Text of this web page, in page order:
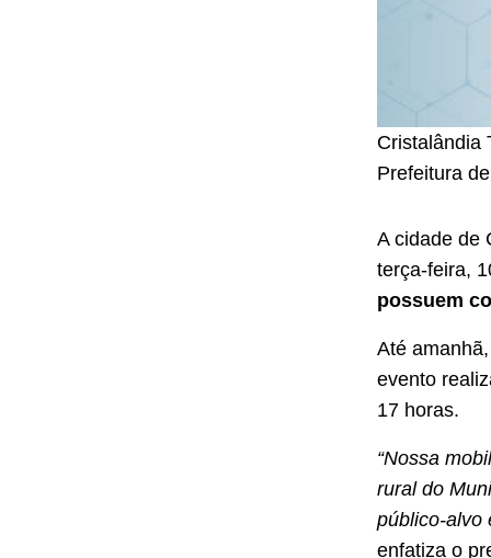
Cristalândia
Prefeitura
A cidade de
terça-feira,
possuem
Até
evento
17 horas.
“Nossa
rural do
público-alvo
enfatiza o